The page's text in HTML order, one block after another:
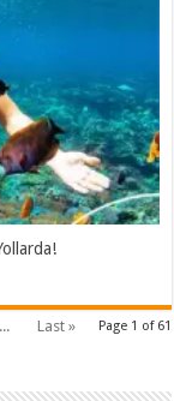
Page 1 of 61
... Last »